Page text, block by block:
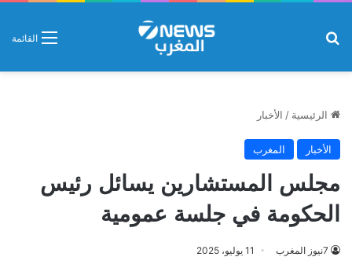
القائمة
الرئيسية / الأخبار
الأخبار المغرب
مجلس المستشارين يسائل رئيس
الحكومة في جلسة عمومية
7نيوز المغرب 11 يوليو، 2025